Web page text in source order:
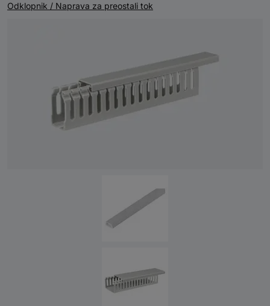
Odklopnik / Naprava za preostali tok